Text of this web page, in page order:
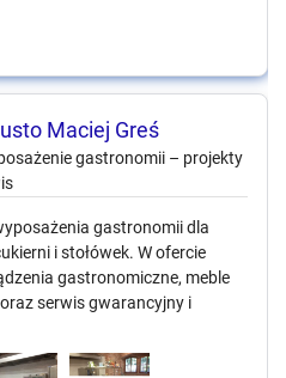
Maciej Greś
gastronomii – projekty
gastronomii dla
i stołówek. W ofercie
gastronomiczne, meble
serwis gwarancyjny i